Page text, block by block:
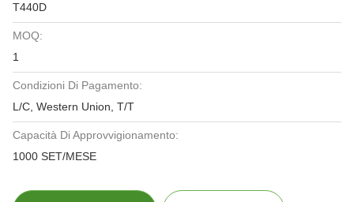
T440D
MOQ:
1
Condizioni Di Pagamento:
L/C, Western Union, T/T
Capacità Di Approvvigionamento:
1000 SET/MESE